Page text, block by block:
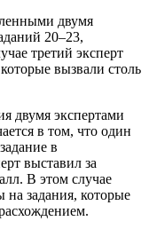
двумя
20–23,
третий эксперт
вызвали столь
двумя экспертами
в том, что один
в
выставил за
В этом случае
на задания, которые